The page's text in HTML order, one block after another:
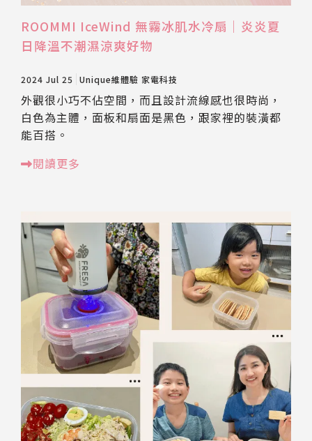
ROOMMI IceWind 無霧冰肌水冷扇｜炎炎夏
日降溫不潮濕涼爽好物
2024 Jul 25 Unique維體驗 家電科技
外觀很小巧不佔空間，而且設計流線感也很時尚，
白色為主體，面板和扇面是黑色，跟家裡的裝潢都
能百搭。
閱讀更多